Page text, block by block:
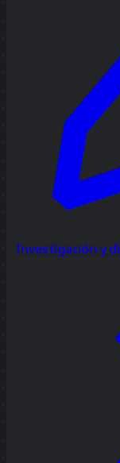
Investigación y